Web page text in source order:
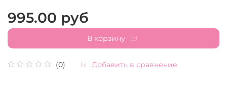
(0) Добавить в сравнение
995.00 руб
В корзину